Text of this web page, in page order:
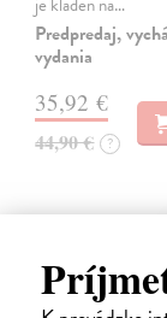
Predpredaj,
vydania
35,92 €
44,90 € ?